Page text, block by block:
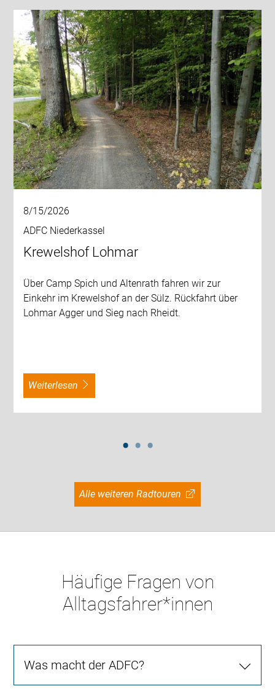
8/15/2026
ADFC Niederkassel
Krewelshof Lohmar
Über Camp Spich und Altenrath fahren wir zur
Einkehr im Krewelshof an der Sülz. Rückfahrt über
Lohmar Agger und Sieg nach Rheidt.
weiterlesen
Alle weiteren Radtouren
Häufige Fragen von
Alltagsfahrer*innen
Was macht der ADFC?